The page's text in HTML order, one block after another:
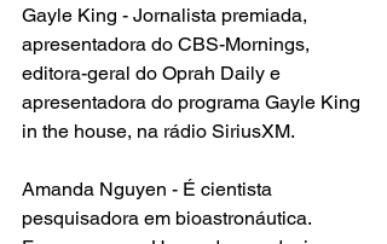
Gayle King - Jornalista premiada,
apresentadora do CBS-Mornings,
editora-geral do Oprah Daily e
apresentadora do programa Gayle King
in the house, na rádio SiriusXM.
Amanda Nguyen - É cientista
pesquisadora em bioastronáutica.